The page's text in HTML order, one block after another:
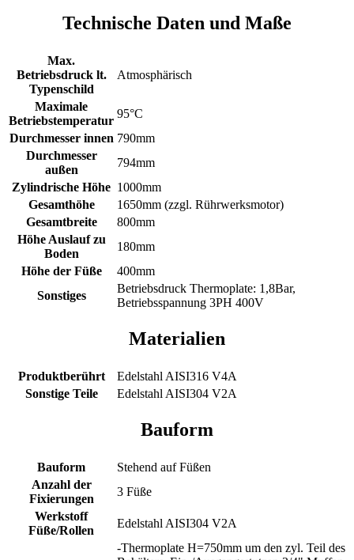
Technische Daten und Maße
Max.
Betriebsdruck lt.
Typenschild
Atmosphärisch
Maximale
Betriebstemperatur
95°C
Durchmesser innen 790mm
Durchmesser
außen
794mm
Zylindrische Höhe 1000mm
Gesamthöhe
1650mm (zzgl. Rührwerksmotor)
Gesamtbreite
800mm
Höhe Auslauf zu
Boden
180mm
Höhe der Füße
400mm
Sonstiges
Betriebsdruck Thermoplate: 1,8Bar,
Betriebsspannung 3PH 400V
Materialien
Produktberührt
Edelstahl AISI316 V4A
Sonstige Teile
Edelstahl AISI304 V2A
Bauform
Bauform
Stehend auf Füßen
Anzahl der
Fixierungen
3 Füße
Werkstoff
Füße/Rollen
Edelstahl AISI304 V2A
-Thermoplate H=750mm um den zyl. Teil des